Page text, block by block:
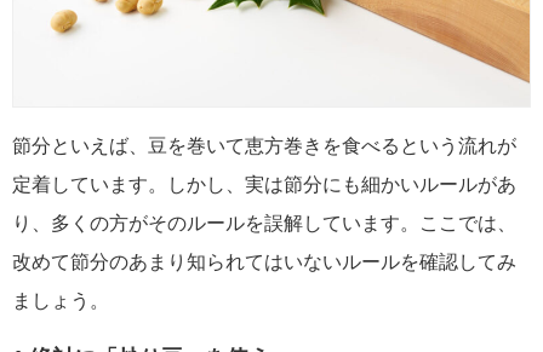
節分といえば、豆を巻いて恵方巻きを食べるという流れが
定着しています。しかし、実は節分にも細かいルールがあ
り、多くの方がそのルールを誤解しています。ここでは、
改めて節分のあまり知られてはいないルールを確認してみ
ましょう。